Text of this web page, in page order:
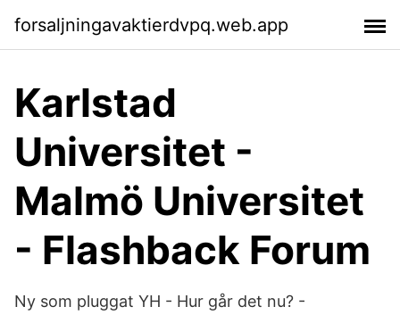
forsaljningavaktierdvpq.web.app
Karlstad
Universitet -
Malmö Universitet
- Flashback Forum
Ny som pluggat YH - Hur går det nu? -